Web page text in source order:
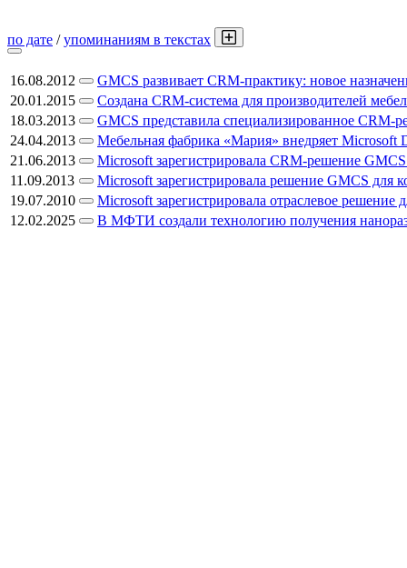
по дате /упоминаниям в текстах
16.08.2012
GMCS развивает CRM-практику: новое
20.01.2015
Создана CRM-система для производителей
18.03.2013
GMCS представила специализированное
24.04.2013
Мебельная фабрика «Мария» внедряет Microsoft
21.06.2013
Microsoft зарегистрировала CRM-решение GMCS
11.09.2013
Microsoft зарегистрировала решение GMCS для
19.07.2010
Microsoft зарегистрировала отраслевое
12.02.2025
В МФТИ создали технологию получения